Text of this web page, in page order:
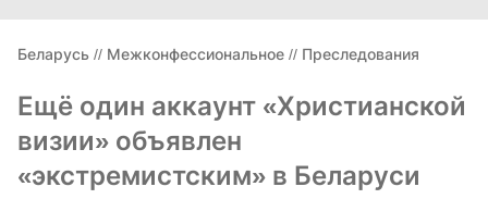
Беларусь // Межконфессиональное // Преследования
Ещё один аккаунт «Христианской
визии» объявлен
«экстремистским» в Беларуси